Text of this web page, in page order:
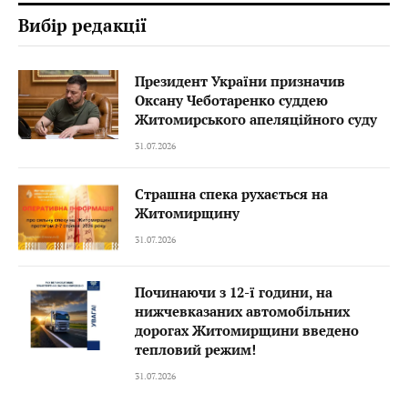
Вибір редакції
Президент України призначив
Оксану Чеботаренко суддею
Житомирського апеляційного суду
31.07.2026
Страшна спека рухається на
Житомирщину
31.07.2026
Починаючи з 12-ї години, на
нижчевказаних автомобільних
дорогах Житомирщини введено
тепловий режим!
31.07.2026